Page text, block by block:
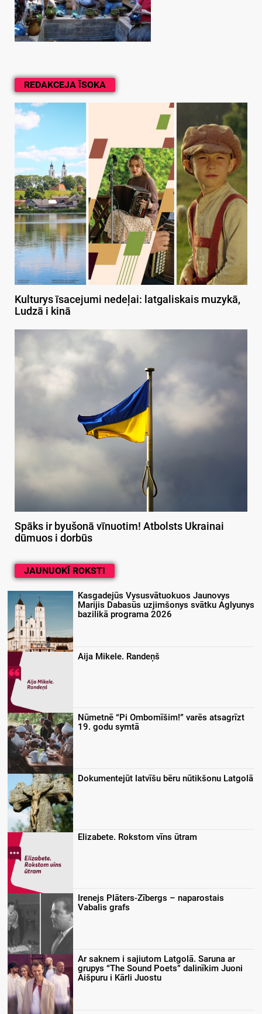
REDAKCEJA ĪSOKA
Kulturys īsacejumi nedeļai: latgaliskais muzykā,
Ludzā i kinā
Spāks ir byušonā vīnuotim! Atbolsts Ukrainai
dūmuos i dorbūs
JAUNUOKĪ ROKSTI
Kasgadejūs Vysusvātuokuos Jaunovys
Marijis Dabasūs uzjimšonys svātku Aglyunys
bazilikā programa 2026
Aija Mikele. Randeņš
Nūmetnē “Pi Ombomīšim!” varēs atsagrīzt
19. godu symtā
Dokumentejūt latvīšu bēru nūtikšonu Latgolā
Elizabete. Rokstom vīns ūtram
Irenejs Plāters-Zībergs – naparostais
Vabalis grafs
Ar saknem i sajiutom Latgolā. Saruna ar
grupys “The Sound Poets” dalinīkim Juoni
Aišpuru i Kārli Juostu